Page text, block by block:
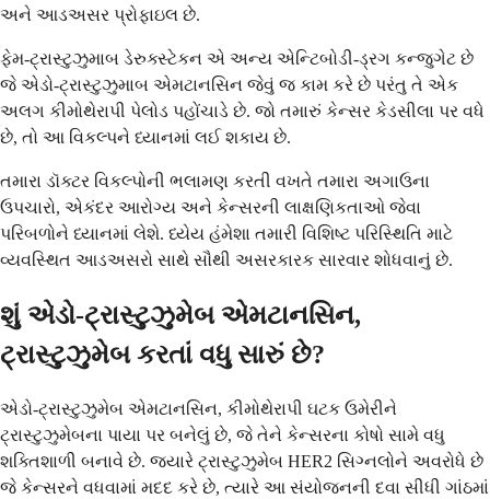
અને આડઅસર પ્રોફાઇલ છે.
ફેમ-ટ્રાસ્ટુઝુમાબ ડેરુક્સ્ટેકન એ અન્ય એન્ટિબોડી-ડ્રગ કન્જુગેટ છે
જે એડો-ટ્રાસ્ટુઝુમાબ એમટાનસિન જેવું જ કામ કરે છે પરંતુ તે એક
અલગ કીમોથેરાપી પેલોડ પહોંચાડે છે. જો તમારું કેન્સર કેડસીલા પર વધે
છે, તો આ વિકલ્પને ધ્યાનમાં લઈ શકાય છે.
તમારા ડૉક્ટર વિકલ્પોની ભલામણ કરતી વખતે તમારા અગાઉના
ઉપચારો, એકંદર આરોગ્ય અને કેન્સરની લાક્ષણિકતાઓ જેવા
પરિબળોને ધ્યાનમાં લેશે. ધ્યેય હંમેશા તમારી વિશિષ્ટ પરિસ્થિતિ માટે
વ્યવસ્થિત આડઅસરો સાથે સૌથી અસરકારક સારવાર શોધવાનું છે.
શું એડો-ટ્રાસ્ટુઝુમેબ એમટાનસિન,
ટ્રાસ્ટુઝુમેબ કરતાં વધુ સારું છે?
એડો-ટ્રાસ્ટુઝુમેબ એમટાનસિન, કીમોથેરાપી ઘટક ઉમેરીને
ટ્રાસ્ટુઝુમેબના પાયા પર બનેલું છે, જે તેને કેન્સરના કોષો સામે વધુ
શક્તિશાળી બનાવે છે. જ્યારે ટ્રાસ્ટુઝુમેબ HER2 સિગ્નલોને અવરોધે છે
જે કેન્સરને વધવામાં મદદ કરે છે, ત્યારે આ સંયોજનની દવા સીધી ગાંઠમાં